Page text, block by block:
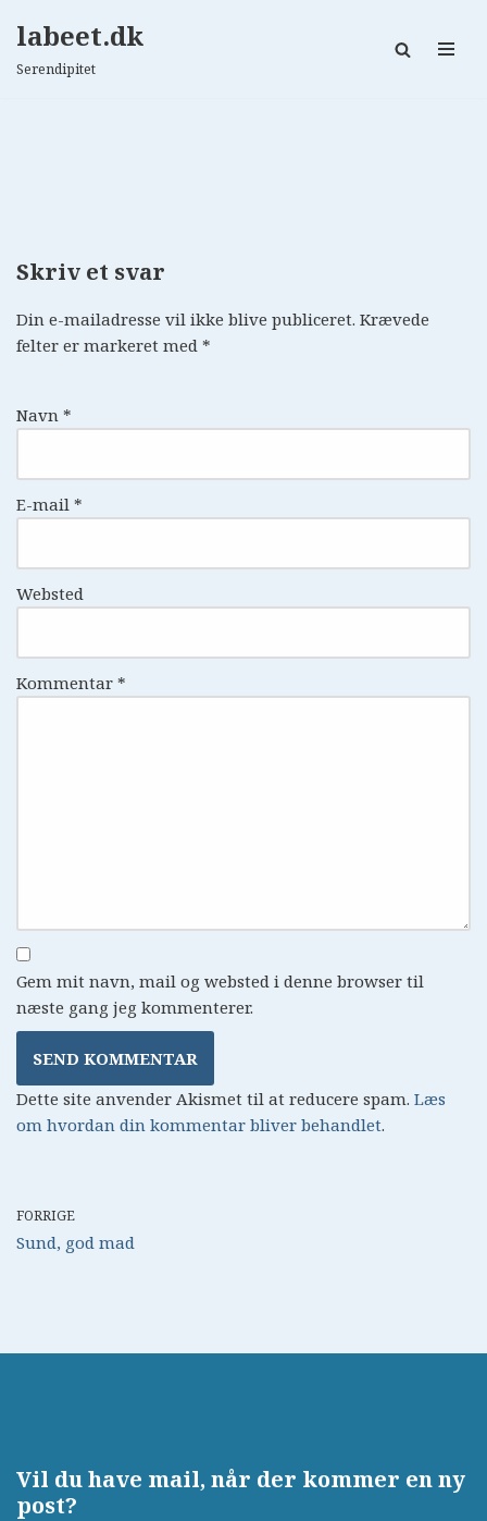
Spring
labeet.dk
Serendipitet
Skriv et svar
Din e-mailadresse vil ikke blive publiceret. Krævede
felter er markeret med *
Navn *
E-mail *
Websted
Kommentar *
Gem mit navn, mail og websted i denne browser til
næste gang jeg kommenterer.
Dette site anvender Akismet til at reducere spam. Læs
om hvordan din kommentar bliver behandlet.
FORRIGE
Sund, god mad
Vil du have mail, når der kommer en ny
post?